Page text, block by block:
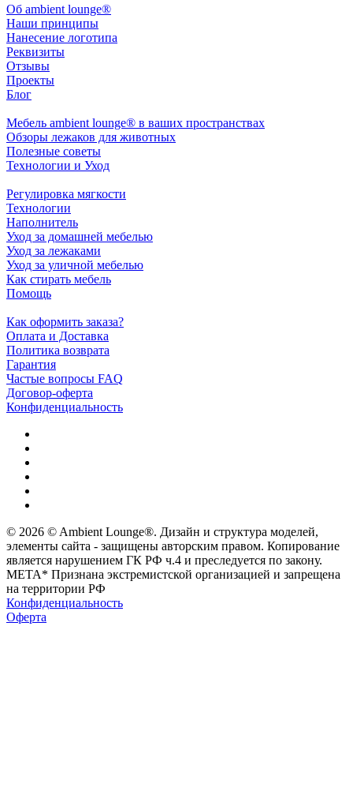
Oб ambient lounge®
Наши принципы
Нанесение логотипа
Реквизиты
Отзывы
Проекты
Блог
Мебель ambient lounge® в ваших пространствах
Обзоры лежаков для животных
Полезные советы
Технологии и Уход
Регулировка мягкости
Технологии
Наполнитель
Уход за домашней мебелью
Уход за лежаками
Уход за уличной мебелью
Как стирать мебель
Помощь
Как оформить заказа?
Оплата и Доставка
Политика возврата
Гарантия
Частые вопросы FAQ
Договор-оферта
Конфиденциальность
© 2026 © Ambient Lounge®. Дизайн и структура моделей,
элементы сайта - защищены авторским правом. Копирование
является нарушением ГК РФ ч.4 и преследуется по закону.
МЕТА* Признана экстремистской организацией и запрещена
на территории РФ
Конфиденциальность
Оферта